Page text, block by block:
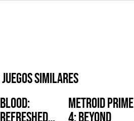
Juegos similares
Blood:
Refreshed
Metroid Prime
4: Beyond